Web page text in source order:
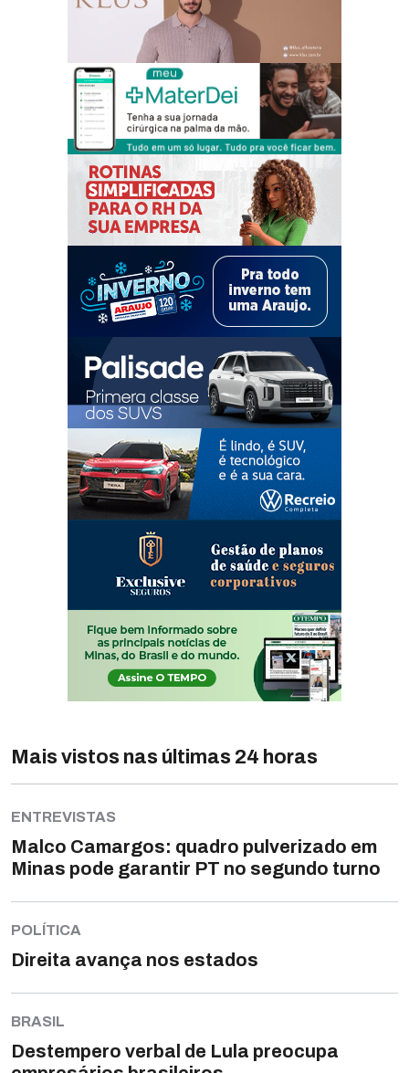
Mais vistos nas últimas 24 horas
ENTREVISTAS
Malco Camargos: quadro pulverizado em
Minas pode garantir PT no segundo turno
POLÍTICA
Direita avança nos estados
BRASIL
Destempero verbal de Lula preocupa